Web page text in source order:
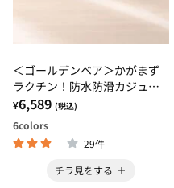
＜ゴールデンベア＞かがまず
ラクチン！防水防滑カジュア
ルシューズ
¥6,589 (税込)
6colors
29件
チラ見をする